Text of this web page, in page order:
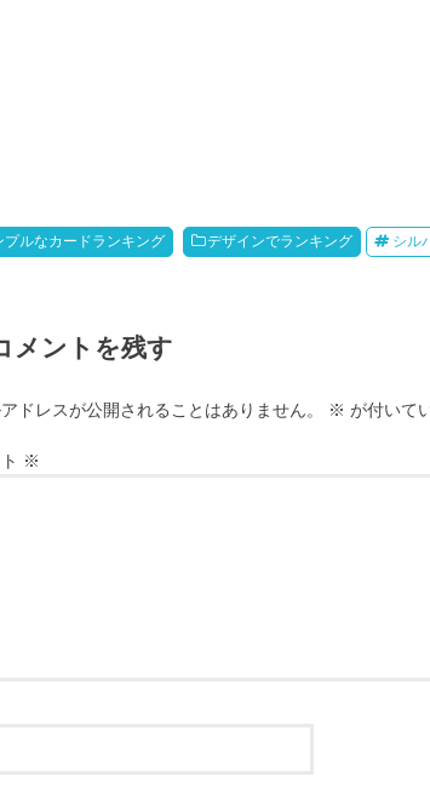
プルなカードランキング デザインでランキング シル
メントを残す
ドレスが公開されることはありません。 ※ が付いて
※